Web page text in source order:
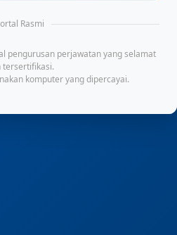
Rasmi
pengurusan perjawatan yang selamat
tersertifikasi.
komputer yang dipercayai.